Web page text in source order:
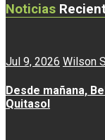
Noticias
Jul 9, 2026 Wilson
Desde mañana,
Quitasol